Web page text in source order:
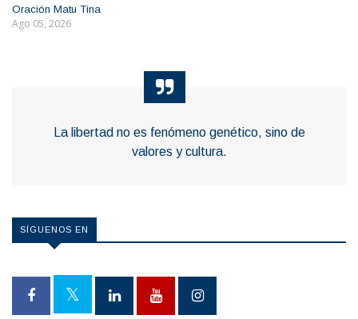
Oración Matu Tina
Ago 05, 2026
La libertad no es fenómeno genético, sino de
valores y cultura.
SÍGUENOS EN